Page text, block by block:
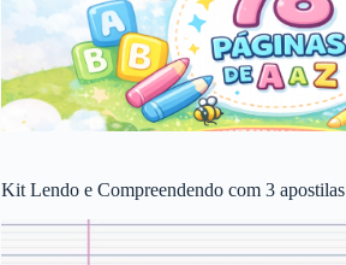
Kit Lendo e Compreendendo com 3 apostilas